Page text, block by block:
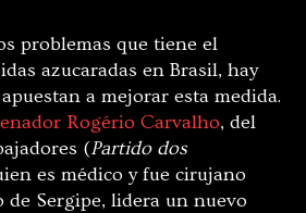
problemas que tiene el
azucaradas en Brasil, hay
a mejorar esta medida.
Rogério Carvalho, del
(Partido dos
es médico y fue cirujano
de Sergipe, lidera un nuevo